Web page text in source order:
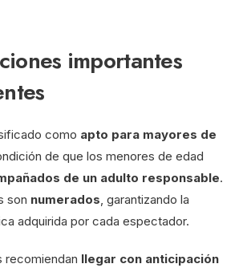
importantes
como apto para mayores de
de que los menores de edad
de un adulto responsable.
son numerados, garantizando la
adquirida por cada espectador.
recomiendan llegar con anticipación